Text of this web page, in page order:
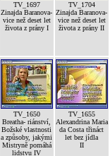
TV_1697
Zinajda Baranova-
vice než deset let
života z prány I
TV_1704
Zinajda Baranova-
vice než deset let
života z prány II
TV_1650
Breatha- riánství,
Božské vlastnosti
a způsoby, jakými
Mistryně pomáhá
lidstvu IV
TV_1655
Alexandrina Maria
da Costa třináct
let bez jídla
II